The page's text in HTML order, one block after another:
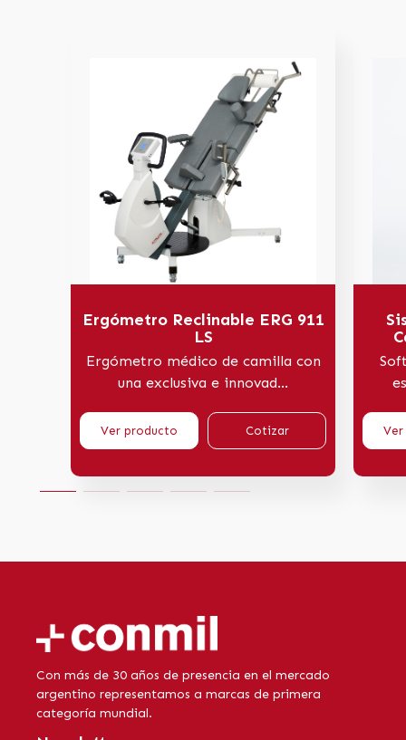
Ergómetro Reclinable ERG 911
LS
Ergómetro médico de camilla con
una exclusiva e innovad...
Ver producto Cotizar
Con más de 30 años de presencia en el mercado
argentino representamos a marcas de primera
categoría mundial.